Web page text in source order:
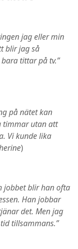
jag eller min
blir jag så
tittar på tv.”
på nätet kan
timmar utan att
Vi kunde lika
)
jobbet blir han ofta
Han jobbar
det. Men jag
tillsammans.”